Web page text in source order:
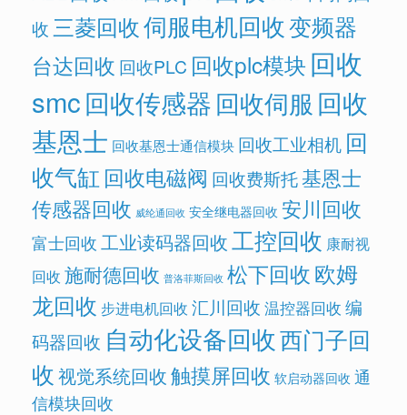
收 三菱回收伺服电机回收变频器
台达回收 回收PLC 回收plc模块 回收
smc回收传感器回收伺服 回收
基恩士 回收基恩士通信模块 回收工业相机 回
收气缸 回收电磁阀 回收费斯托基恩士
传感器回收 威纶通回收 安全继电器回收 安川回收
富士回收工业读码器回收工控回收 康耐视
回收 施耐德回收 普洛菲斯回收 松下回收欧姆
龙回收 步进电机回收 汇川回收 温控器回收 编
码器回收 自动化设备回收西门子回
收视觉系统回收触摸屏回收 软启动器回收 通
信模块回收